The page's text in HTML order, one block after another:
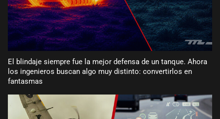
El blindaje siempre fue la mejor defensa de un tanque. Ahora
los ingenieros buscan algo muy distinto: convertirlos en
fantasmas